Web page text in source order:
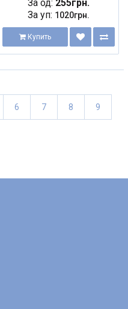
За од: 255грн.
За уп: 1020грн.
Купить
6 7 8 9